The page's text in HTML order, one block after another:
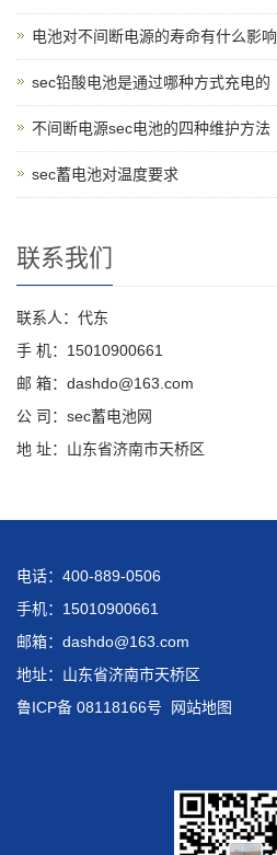
电池对不间断电源的寿命有什么影响
sec铅酸电池是通过哪种方式充电的
不间断电源sec电池的四种维护方法
sec蓄电池对温度要求
联系我们
联系人：代东
手 机：15010900661
邮 箱：dashdo@163.com
公 司：sec蓄电池网
地 址：山东省济南市天桥区
电话：400-889-0506
手机：15010900661
邮箱：dashdo@163.com
地址：山东省济南市天桥区
鲁ICP备 08118166号
网站地图